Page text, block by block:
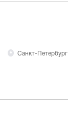
Санкт-Петербург